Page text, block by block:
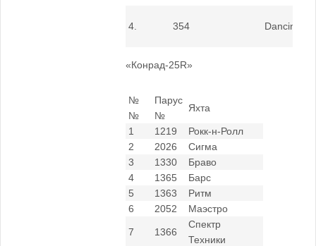
4. 354 Dancing
«Конрад-25R»
№
№
Парус
№
Яхта
1 1219
Рокк-н-Ролл
2
2026
Сигма
3
1330
Браво
4
1365
Барс
5
1363
Ритм
6
2052 Маэстро
7 1366
Спектр
Техники